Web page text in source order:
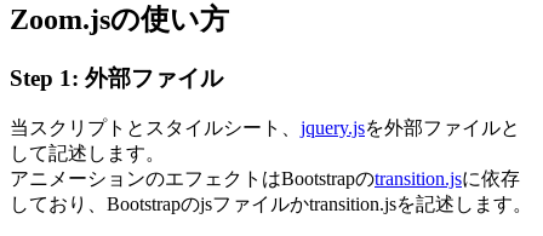
Zoom.jsの使い方
Step 1: 外部ファイル
当スクリプトとスタイルシート、 jquery.jsを外部ファイルと
して記述します。
アニメーションのエフェクトはBootstrapのtransition.jsに依存
しており、Bootstrapのjsファイルかtransition.jsを記述します。